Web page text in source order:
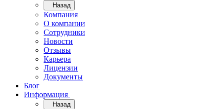
Назад
Компания
О компании
Сотрудники
Новости
Отзывы
Карьера
Лицензии
Документы
Блог
Информация
Назад